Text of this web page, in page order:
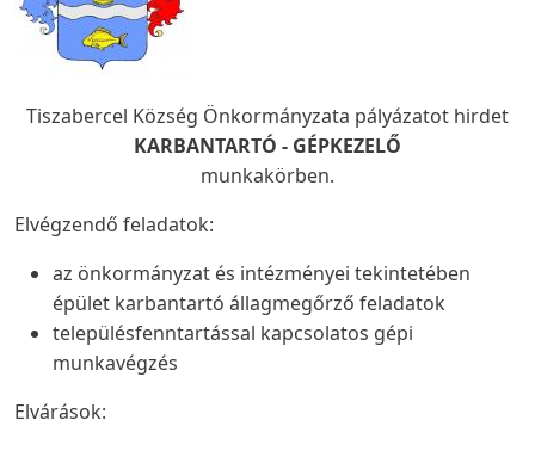
Tiszabercel Község Önkormányzata pályázatot hirdet
KARBANTARTÓ - GÉPKEZELŐ
munkakörben.
Elvégzendő feladatok:
az önkormányzat és intézményei tekintetében
épület karbantartó állagmegőrző feladatok
településfenntartással kapcsolatos gépi
munkavégzés
Elvárások: